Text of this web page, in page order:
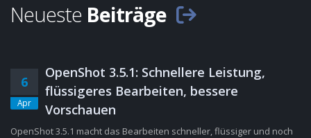
Neueste Beiträge
6
Apr
OpenShot 3.5.1: Schnellere Leistung,
flüssigeres Bearbeiten, bessere
Vorschauen
OpenShot 3.5.1 macht das Bearbeiten schneller, flüssiger und noch